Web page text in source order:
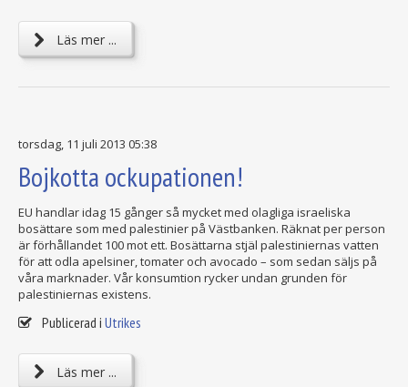
Läs mer ...
torsdag, 11 juli 2013 05:38
Bojkotta ockupationen!
EU handlar idag 15 gånger så mycket med olagliga israeliska
bosättare som med palestinier på Västbanken. Räknat per person
är förhållandet 100 mot ett. Bosättarna stjäl palestiniernas vatten
för att odla apelsiner, tomater och avocado – som sedan säljs på
våra marknader. Vår konsumtion rycker undan grunden för
palestiniernas existens.
Publicerad i Utrikes
Läs mer ...